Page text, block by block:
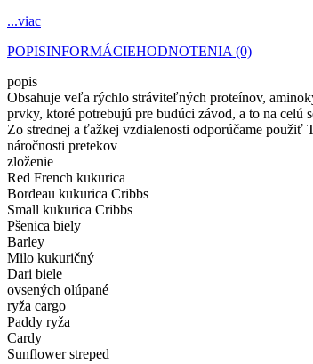
...viac
POPISINFORMÁCIEHODNOTENIA (0)
popis
Obsahuje veľa rýchlo stráviteľných proteínov,
prvky, ktoré potrebujú pre budúci závod, a to na celú
Zo strednej a ťažkej vzdialenosti odporúčame použiť
náročnosti pretekov
zloženie
Red French kukurica
Bordeau kukurica Cribbs
Small kukurica Cribbs
Pšenica biely
Barley
Milo kukuričný
Dari biele
ovsených olúpané
ryža cargo
Paddy ryža
Cardy
Sunflower streped